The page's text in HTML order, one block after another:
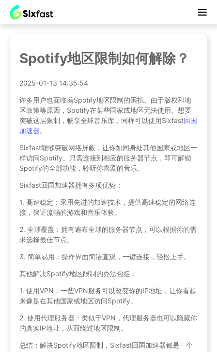
Spotify地区限制如何解除？
2025-01-13 14:35:54
许多用户也面临着Spotify地区限制的困扰。由于版权和地
区政策等原因，Spotify在某些国家或地区无法使用。想要
突破这层限制，畅享全球音乐库，同样可以使用Sixfast回国
加速器。
Sixfast能够突破网络屏蔽，让你如同身处其他国家或地区一
样访问Spotify。只需连接到相应的服务器节点，即可解锁
Spotify的全部功能，聆听你喜爱的音乐。
Sixfast回国加速器拥有多项优势：
1. 高速稳定：采用先进的加速技术，提供高速稳定的网络连
接，保证流畅的游戏和音乐体验。
2. 全球覆盖：拥有遍布全球的服务器节点，可以根据你的需
求选择最佳节点。
3. 简单易用：操作界面简洁直观，一键连接，轻松上手。
其他解决Spotify地区限制的办法包括：
1. 使用VPN：一些VPN服务可以改变你的IP地址，让你看起
来像是在其他国家或地区访问Spotify。
2. 使用代理服务器：类似于VPN，代理服务器也可以隐藏你
的真实IP地址，从而绕过地区限制。
总结：解决Spotify地区限制，Sixfast回国加速器都是一个